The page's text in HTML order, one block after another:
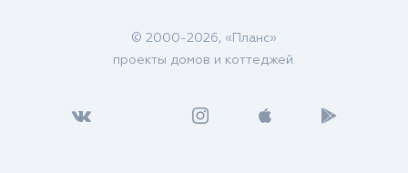
© 2000-2026, «Планс»
проекты домов и коттеджей.